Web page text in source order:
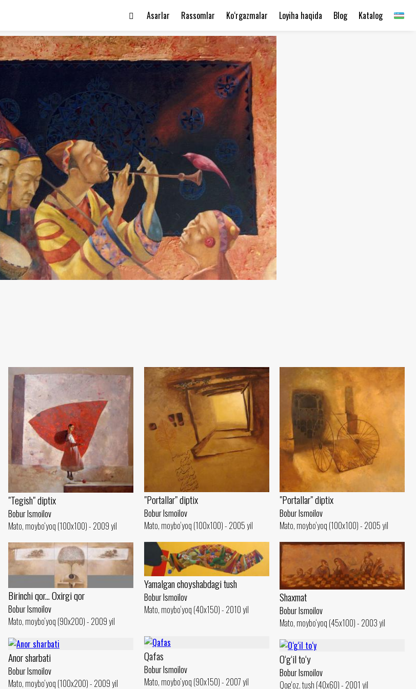
Katalog
Blog
Loyiha haqida
Ko‘rgazmalar
Rassomlar
Asarlar
"Tegish" diptix
Bobur Ismoilov
Mato, moybo‘yoq (100x100) - 2009 yil
"Portallar" diptix
Bobur Ismoilov
Mato, moybo‘yoq (100x100) - 2005 yil
"Portallar" diptix
Bobur Ismoilov
Mato, moybo‘yoq (100x100) - 2005 yil
Yamalgan choyshabdagi tush
Bobur Ismoilov
Mato, moybo‘yoq (40x150) - 2010 yil
Shaxmat
Bobur Ismoilov
Mato, moybo‘yoq (45x100) - 2003 yil
Birinchi qor... Oxirgi qor
Bobur Ismoilov
Mato, moybo‘yoq (90x200) - 2009 yil
Qafas
Bobur Ismoilov
Mato, moybo‘yoq (90x150) - 2007 yil
Anor sharbati
Bobur Ismoilov
Mato, moybo‘yoq (100x200) - 2009 yil
O‘g‘il to‘y
Bobur Ismoilov
Qog‘oz, tush (40x60) - 2001 yil